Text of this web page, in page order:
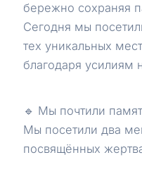
бережно сохраняя
Сегодня мы
тех уникальных
благодаря
🔹 Мы почтили
Мы посетили два
посвящённых